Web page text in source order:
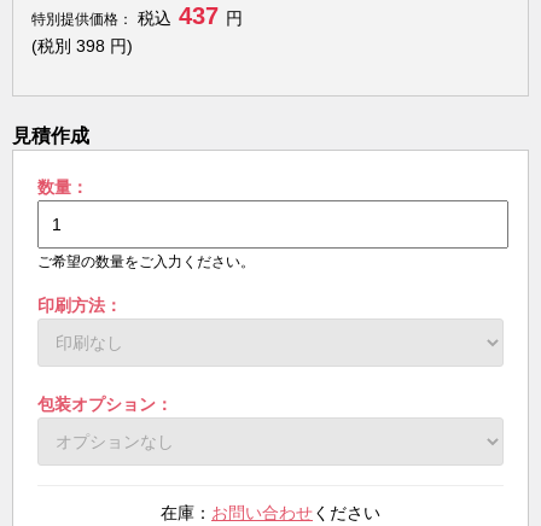
特別提供価格：
税込 437 円
(税別 398 円)
見積作成
数量：
ご希望の数量をご入力ください。
印刷方法：
包装オプション：
在庫： お問い合わせください